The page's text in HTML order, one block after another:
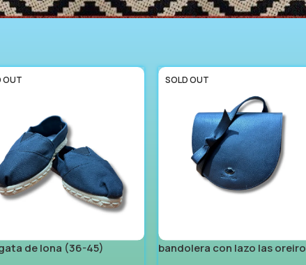
OUT
de lona (36-45)
SOLD OUT
bandolera con lazo las oreiro